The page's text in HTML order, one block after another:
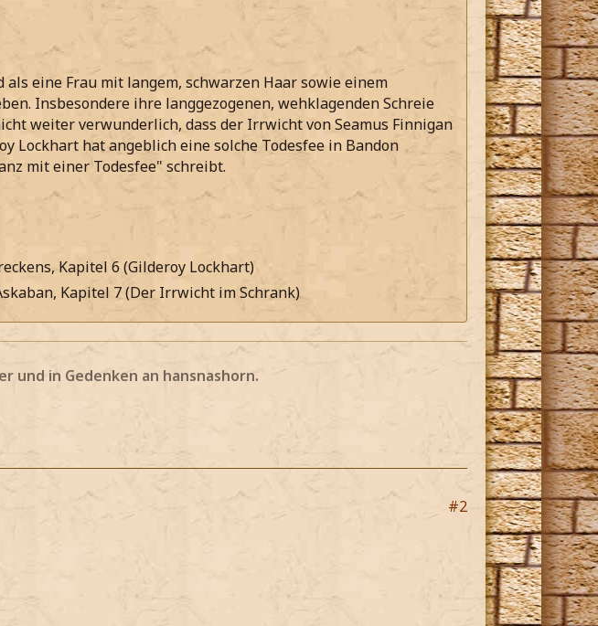
als eine Frau mit langem, schwarzen Haar sowie einem
Insbesondere ihre langgezogenen, wehklagenden Schreie
weiter verwunderlich, dass der Irrwicht von Seamus Finnigan
Lockhart hat angeblich eine solche Todesfee in Bandon
mit einer Todesfee" schreibt.
Kapitel 6 (Gilderoy Lockhart)
Kapitel 7 (Der Irrwicht im Schrank)
und in Gedenken an hansnashorn.
#2